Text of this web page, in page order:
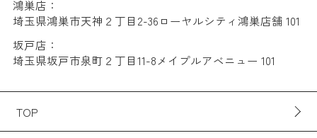
鴻巣店：
埼玉県鴻巣市天神２丁目2-36ローヤルシティ鴻巣店舗 101
坂戸店：
埼玉県坂戸市泉町２丁目11-8メイプルアベニュー 101
TOP